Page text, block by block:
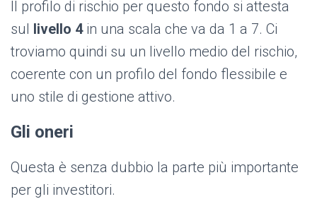
Il profilo di rischio per questo fondo si attesta
sul livello 4in una scala che va da 1 a 7. Ci
troviamo quindi su un livello medio del rischio,
coerente con un profilo del fondo flessibile e
uno stile di gestione attivo.
Gli oneri
Questa è senza dubbio la parte più importante
per gli investitori.